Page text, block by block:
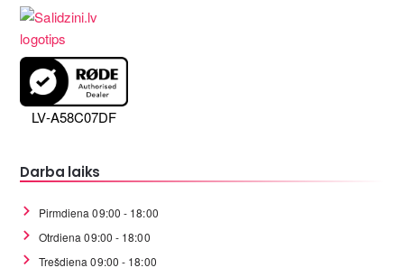
LV-A58C07DF
Darba laiks
Pirmdiena 09:00 - 18:00
Otrdiena 09:00 - 18:00
Trešdiena 09:00 - 18:00